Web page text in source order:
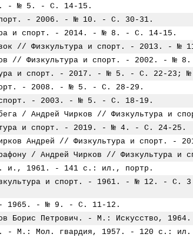
- № 5. - С. 14-15.
спорт. - 2006. - № 10. - С. 30-31.
и спорт. - 2014. - № 8. - С. 14-15.
// Физкультура и спорт. - 2013. -
// Физкультура и спорт. - 2002. - №
и спорт. - 2017. - № 5. - С. 22-23;
- 2008. - № 5. - С. 28-29.
спорт. - 2003. - № 5. - С. 18-19.
бега / Андрей Чирков // Физкультура
и спорт. - 2019. - № 4. - С. 24-25.
Андрей // Физкультура и спорт.
/ Андрей Чирков //
и., 1961. - 141 с.: ил., портр.
и спорт. - 1961. - № 12. - С. 3
- 1965. - № 9. - С. 11-12.
Борис Петрович. - М.: Искусство,
- М.: Мол. гвардия, 1957. - 120 с.: ил.